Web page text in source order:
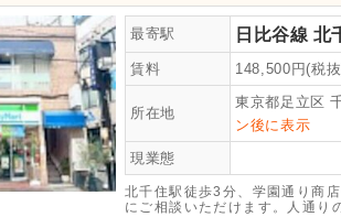
最寄駅 日比谷線 北
賃料 148,500 円(税
所在地
東京都足立区
ン後に表示
現業態
北千住駅徒歩3分、学園通り商
にご相談いただけます。人通り